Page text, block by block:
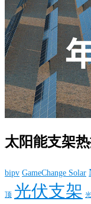
太阳能支架
bipv GameChange Solar
顶 光伏支架